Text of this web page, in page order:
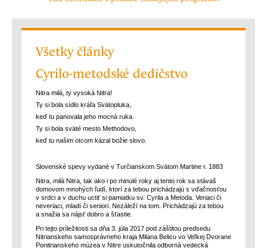
Všetky články
Cyrilo-metodské dedičstvo
Nitra milá, ty vysoká Nitra!
Ty si bola sídlo kráľa Svätopluka,
keď tu panovala jeho mocná ruka.
Ty si bola sväté mesto Methodovo,
keď tu našim otcom kázal božie slovo.
Slovenské spevy vydané v Turčianskom Svätom Martine r. 1883
Nitra, milá Nitra, tak ako i po minulé roky aj tento rok sa stávaš
domovom mnohých ľudí, ktorí za tebou prichádzajú s vďačnosťou
v srdci a v duchu uctiť si pamiatku sv. Cyrila a Metoda. Veriaci či
neveriaci, mladí či seniori. Nezáleží na tom. Prichádzajú za tebou
a snažia sa nájsť dobro a šťastie.
Pri tejto príležitosti sa dňa 3. júla 2017 pod záštitou predsedu
Nitrianskeho samosprávneho kraja Milana Belicu vo Veľkej Dvorane
Ponitrianskeho múzea v Nitre uskutočnila odborná vedecká